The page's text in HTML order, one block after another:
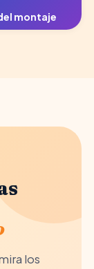
montaje
los